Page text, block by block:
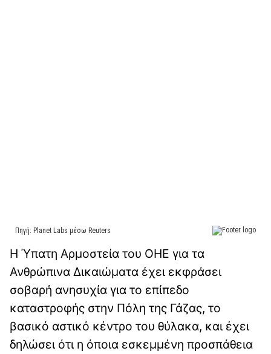
Η Ύπατη Αρμοστεία του ΟΗΕ για τα
Ανθρώπινα Δικαιώματα έχει εκφράσει
σοβαρή ανησυχία για το επίπεδο
καταστροφής στην Πόλη της Γάζας, το
βασικό αστικό κέντρο του θύλακα, και έχει
δηλώσει ότι η όποια εσκεμμένη προσπάθεια